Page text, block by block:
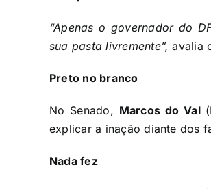
“Apenas o governador do
sua pasta livremente”, avalia
Preto no branco
No Senado, Marcos do Val
explicar a inação diante dos
Nada fez